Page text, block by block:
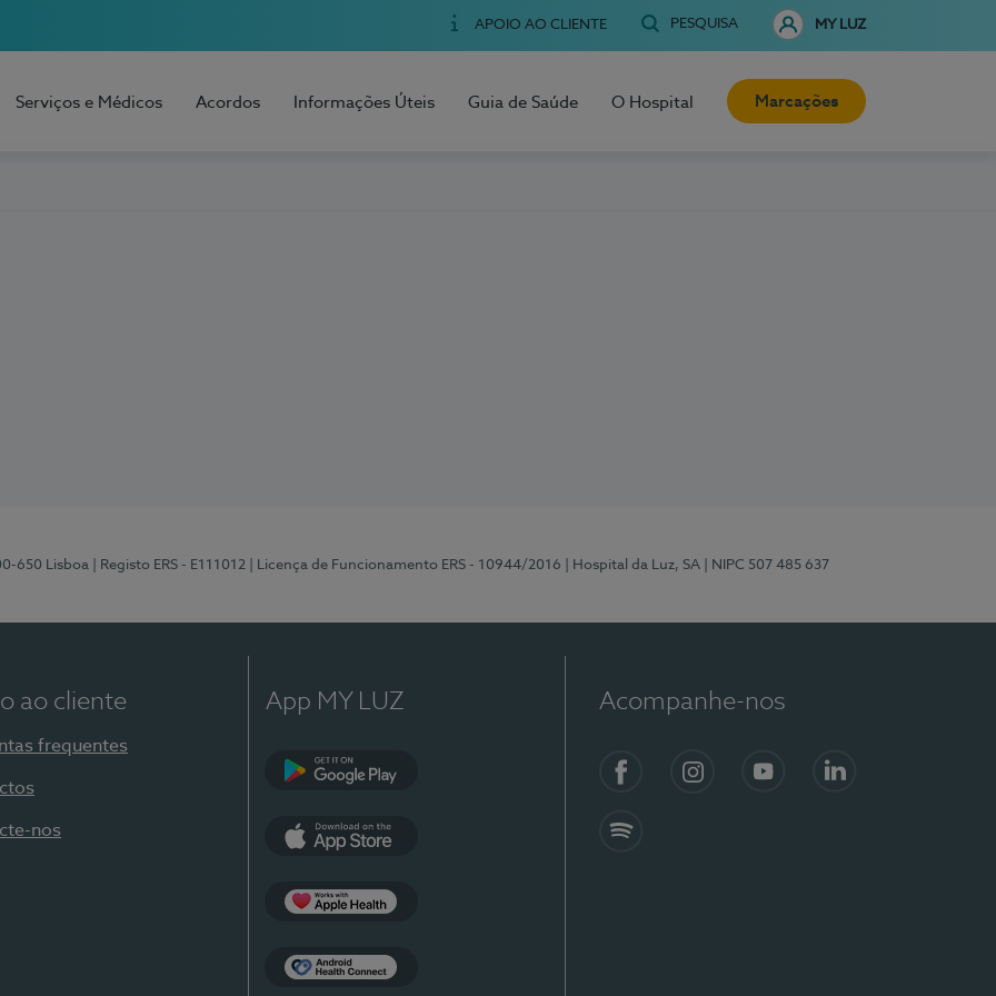
APOIO AO CLIENTE PESQUISA MY LUZ
Serviços e Médicos Acordos Informações Úteis Guia de Saúde O Hospital Marcações
650 Lisboa | Registo ERS - E111012 | Licença de Funcionamento ERS - 10944/2016 | Hospital da Luz, SA | NIPC 507 485 637
ao cliente
frequentes
nos
App MY LUZ Acompanhe-nos